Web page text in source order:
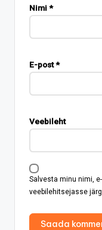
Nimi*
E-post*
Veebileht
Salvesta minu nimi,
veebilehitsejasse